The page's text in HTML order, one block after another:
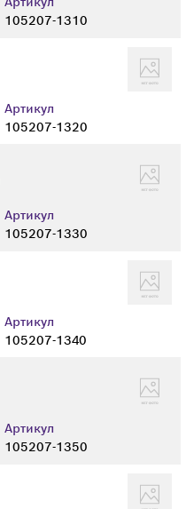
105207-1310
Артикул
105207-1320
Артикул
105207-1330
Артикул
105207-1340
Артикул
105207-1350